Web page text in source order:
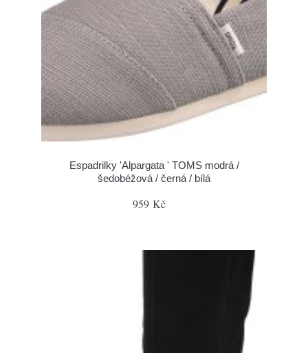
Espadrilky 'Alpargata ' TOMS modrá /
šedobéžová / černá / bílá
959 Kč